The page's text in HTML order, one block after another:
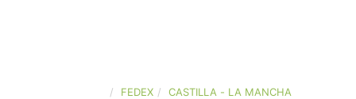
FEDEX CASTILLA - LA MANCHA